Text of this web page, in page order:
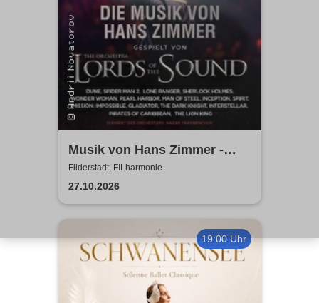
Musik von Hans Zimmer -
gespielt von Lords of the
Sound
Filderstadt, FILharmonie
27.10.2026
19:00 Uhr